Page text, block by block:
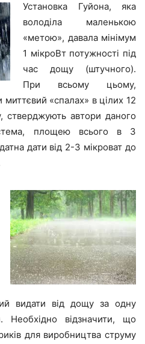
Установка Гуйона, яка
володіла маленькою
«метою», давала мінімум
1 мікроВт потужності під
час дощу (штучного).
При всьому цьому,
миттєвий «спалах» в цілих 12
стверджують автори даного
площею всього в 3
дати від 2-3 мікроват до
видати від дощу за одну
відзначити, що
для виробництва струму